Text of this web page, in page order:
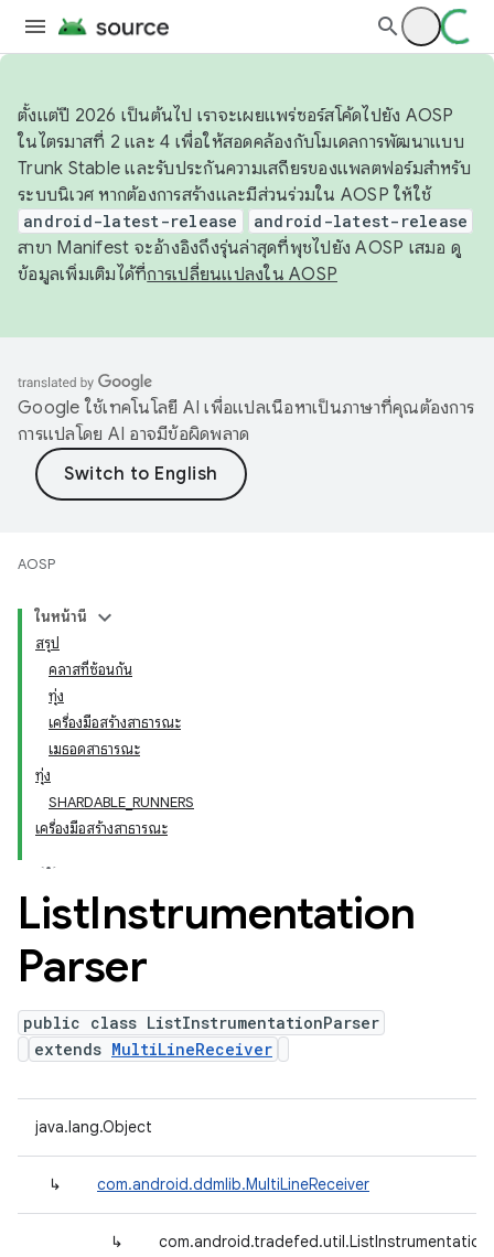
ตั้งแต่ปี 2026 เป็นต้นไป เราจะเผยแพร่ซอร์สโค้ดไปยัง AOSP
ในไตรมาสที่ 2 และ 4 เพื่อให้สอดคล้องกับโมเดลการพัฒนาแบบ
Trunk Stable และรับประกันความเสถียรของแพลตฟอร์มสำหรับ
ระบบนิเวศ หากต้องการสร้างและมีส่วนร่วมใน AOSP ให้ใช้
android-latest-release android-latest-release
สาขา Manifest จะอ้างอิงถึงรุ่นล่าสุดที่พุชไปยัง AOSP เสมอ ดู
ข้อมูลเพิ่มเติมได้ที่การเปลี่ยนแปลงใน AOSP
Google ใช้เทคโนโลยี AI เพื่อแปลเนื้อหาเป็นภาษาที่คุณต้องการ
การแปลโดย AI อาจมีข้อผิดพลาด
AOSP
ในหน้านี้
สรุป
คลาสที่ซ้อนกัน
ทุ่ง
เครื่องมือสร้างสาธารณะ
เมธอดสาธารณะ
ทุ่ง
SHARDABLE_RUNNERS
เครื่องมือสร้างสาธารณะ
ListInstrumentation
Parser
public class ListInstrumentationParser
extends MultiLineReceiver
java.lang.Object
↳ com.android.ddmlib.MultiLineReceiver
↳